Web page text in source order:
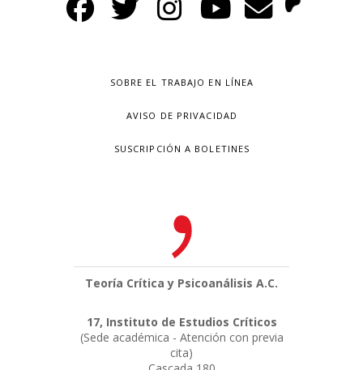
SOBRE EL TRABAJO EN LÍNEA
AVISO DE PRIVACIDAD
SUSCRIPCIÓN A BOLETINES
Teoría Crítica y Psicoanálisis A.C.
17, Instituto de Estudios Críticos
(Sede académica - Atención con previa
cita)